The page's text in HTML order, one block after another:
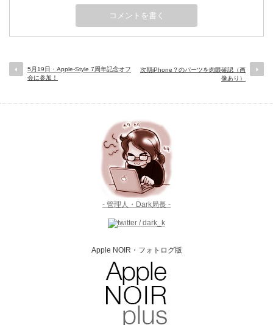
5月19日・Apple-Style 7周年記念オフ
会に参加！
次期iPhone？のパーツを肉眼確認（画
像あり）
- 管理人・Dark局長 -
Apple NOIR・フォトログ版